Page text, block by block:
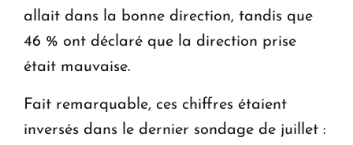
allait dans la bonne direction, tandis que
46 % ont déclaré que la direction prise
était mauvaise.
Fait remarquable, ces chiffres étaient
inversés dans le dernier sondage de juillet :